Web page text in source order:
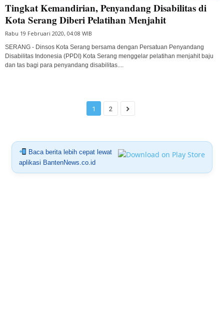
Tingkat Kemandirian, Penyandang Disabilitas di
Kota Serang Diberi Pelatihan Menjahit
Rabu 19 Februari 2020, 04:08 WIB
SERANG - Dinsos Kota Serang bersama dengan Persatuan Penyandang
Disabilitas Indonesia (PPDI) Kota Serang menggelar pelatihan menjahit baju
dan tas bagi para penyandang disabilitas....
1 2
Baca berita lebih cepat lewat
aplikasi BantenNews.co.id